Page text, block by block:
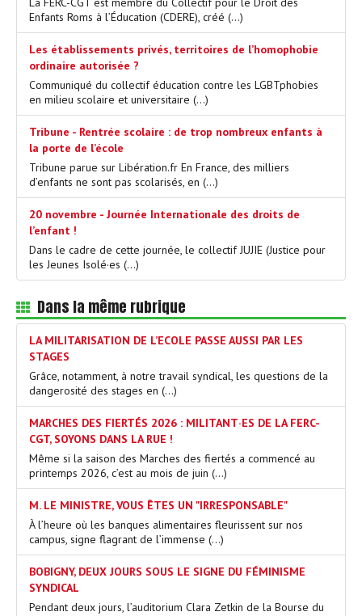
Enfants Roms à l’Éducation (CDERE), créé (…)
Les établissements privés, territoires de l’homophobie
ordinaire autorisée ?
Communiqué du collectif éducation contre les LGBTphobies
en milieu scolaire et universitaire (…)
Tribune - Rentrée scolaire : de trop nombreux enfants à
la porte de l’école
Tribune parue sur Libération.fr En France, des milliers
d’enfants ne sont pas scolarisés, en (…)
20 novembre - Journée Internationale des droits de
l’enfant !
Dans le cadre de cette journée, le collectif JUJIE (Justice pour
les Jeunes Isolé·es (…)
Dans la même rubrique
LA MILITARISATION DE L’ECOLE PASSE AUSSI PAR LES
STAGES
Grâce, notamment, à notre travail syndical, les questions de la
dangerosité des stages en (…)
MARCHES DES FIERTÉS 2026 : MILITANT·ES DE LA FERC-
CGT, SOYONS DANS LA RUE !
Même si la saison des Marches des fiertés a commencé au
printemps 2026, c’est au mois de juin (…)
M. LE MINISTRE, VOUS ÊTES UN "IRRESPONSABLE"
À l’heure où les banques alimentaires fleurissent sur nos
campus, signe flagrant de l’immense (…)
BOBIGNY, DEUX JOURS SOUS LE SIGNE DU FÉMINISME
SYNDICAL
Pendant deux jours, l’auditorium Clara Zetkin de la Bourse du